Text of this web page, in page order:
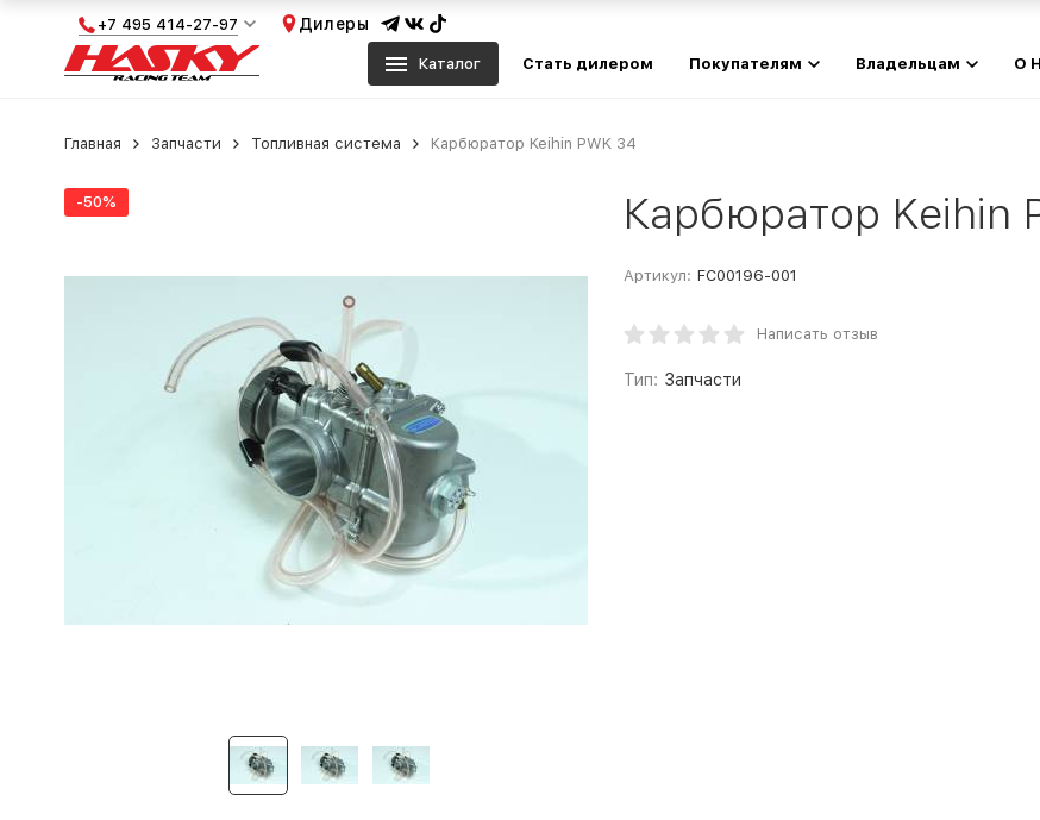
+7 495 414-27-97 Дилеры
Каталог Стать дилером Покупателям Владельцам О
Главная Запчасти Топливная система Карбюратор Keihin PWK 34
-50% Карбюратор Keihin
Артикул: FC00196-001
Написать отзыв
Тип: Запчасти